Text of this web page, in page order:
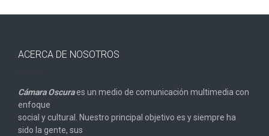
ACERCA DE NOSOTROS
Cámara Oscuraes un medio de comunicación multimedia con
enfoque
social y cultural. Nuestro principal objetivo es y siempre ha
sido la gente, sus